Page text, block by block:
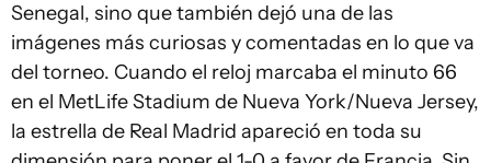
Senegal, sino que también dejó una de las
imágenes más curiosas y comentadas en lo que va
del torneo. Cuando el reloj marcaba el minuto 66
en el MetLife Stadium de Nueva York/Nueva Jersey,
la estrella de Real Madrid apareció en toda su